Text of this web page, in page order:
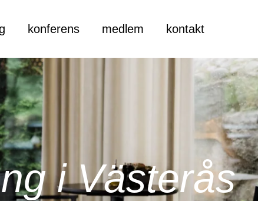
konferens medlem kontakt
i Västerås